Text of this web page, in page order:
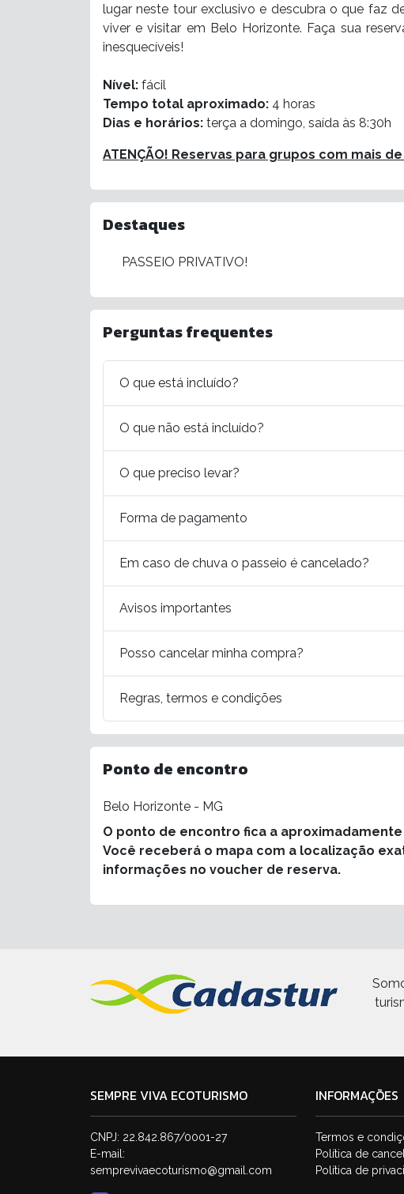
lugar neste tour exclusivo e descubra o que faz
viver e visitar em Belo Horizonte. Faça sua
inesquecíveis!
Nível: fácil
Tempo total aproximado: 4 horas
Dias e horários: terça a domingo, saída às 8:30h
ATENÇÃO! Reservas para grupos com mais
Destaques
PASSEIO PRIVATIVO!
Perguntas frequentes
O que está incluído?
O que não está incluído?
O que preciso levar?
Forma de pagamento
Em caso de chuva o passeio é cancelado?
Avisos importantes
Posso cancelar minha compra?
Regras, termos e condições
Ponto de encontro
Belo Horizonte - MG
O ponto de encontro fica a
Você receberá o mapa com a localização
informações no voucher de reserva.
SEMPRE VIVA ECOTURISMO
CNPJ: 22.842.867/0001-27
E-mail:
semprevivaecoturismo@gmail.com
INFORMAÇÕES
Termos e
Política de
Política de